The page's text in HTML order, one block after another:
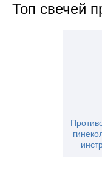
Топ свечей